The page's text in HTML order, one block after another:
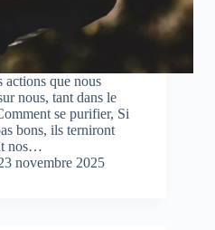
actions que nous
nous, tant dans le
se purifier, Si
bons, ils terniront
nos…
novembre 2025